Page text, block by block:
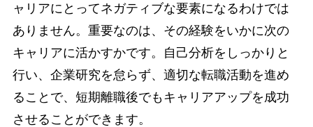
ャリアにとってネガティブな要素になるわけでは
ありません。重要なのは、その経験をいかに次の
キャリアに活かすかです。自己分析をしっかりと
行い、企業研究を怠らず、適切な転職活動を進め
ることで、短期離職後でもキャリアアップを成功
させることができます。